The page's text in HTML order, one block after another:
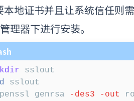
本地证书并且让系统信任则
理器下进行安装。
sslout
genrsa
-des3 -out